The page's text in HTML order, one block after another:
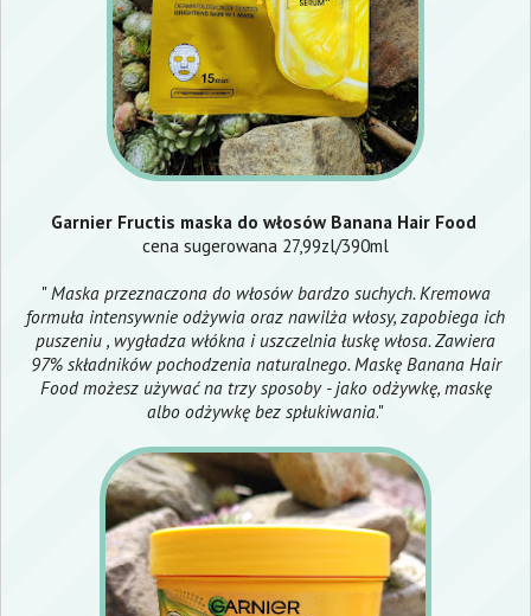
Garnier Fructis maska do włosów Banana Hair Food
cena sugerowana 27,99zl/390ml
"Maska przeznaczona do włosów bardzo suchych. Kremowa
formuła intensywnie odżywia oraz nawilża włosy, zapobiega ich
puszeniu , wygładza włókna i uszczelnia łuskę włosa. Zawiera
97% składników pochodzenia naturalnego. Maskę Banana Hair
Food możesz używać na trzy sposoby - jako odżywkę, maskę
albo odżywkę bez spłukiwania."